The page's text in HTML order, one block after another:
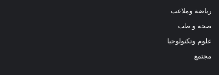
رياضة وملاعب
صحه و طب
علوم وتكنولوجيا
مجتمع